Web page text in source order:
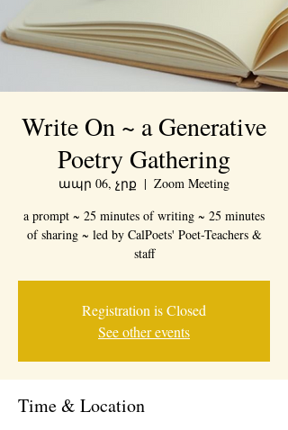
Write On ~ a Generative
Poetry Gathering
ապր 06, չրք
  |
Zoom Meeting
a prompt ~ 25 minutes of writing ~ 25 minutes
of sharing ~ led by CalPoets' Poet-Teachers &
staff
Registration is Closed
See other events
Time & Location